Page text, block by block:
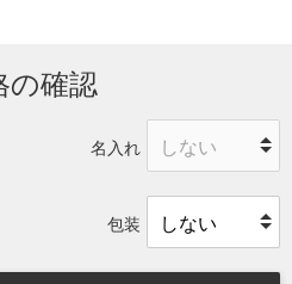
の確認
名入れ
包装